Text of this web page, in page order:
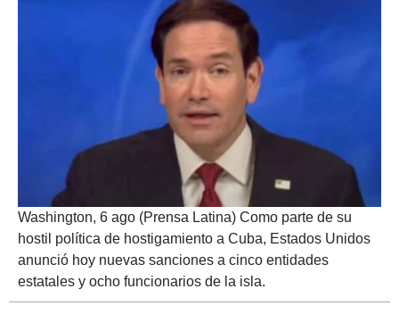
Washington, 6 ago (Prensa Latina) Como parte de su
hostil política de hostigamiento a Cuba, Estados Unidos
anunció hoy nuevas sanciones a cinco entidades
estatales y ocho funcionarios de la isla.